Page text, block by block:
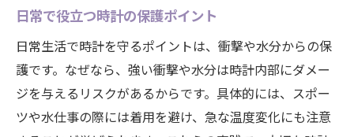
日常で役立つ時計の保護ポイント
日常生活で時計を守るポイントは、衝撃や水分からの保
護です。なぜなら、強い衝撃や水分は時計内部にダメー
ジを与えるリスクがあるからです。具体的には、スポー
ツや水仕事の際には着用を避け、急な温度変化にも注意